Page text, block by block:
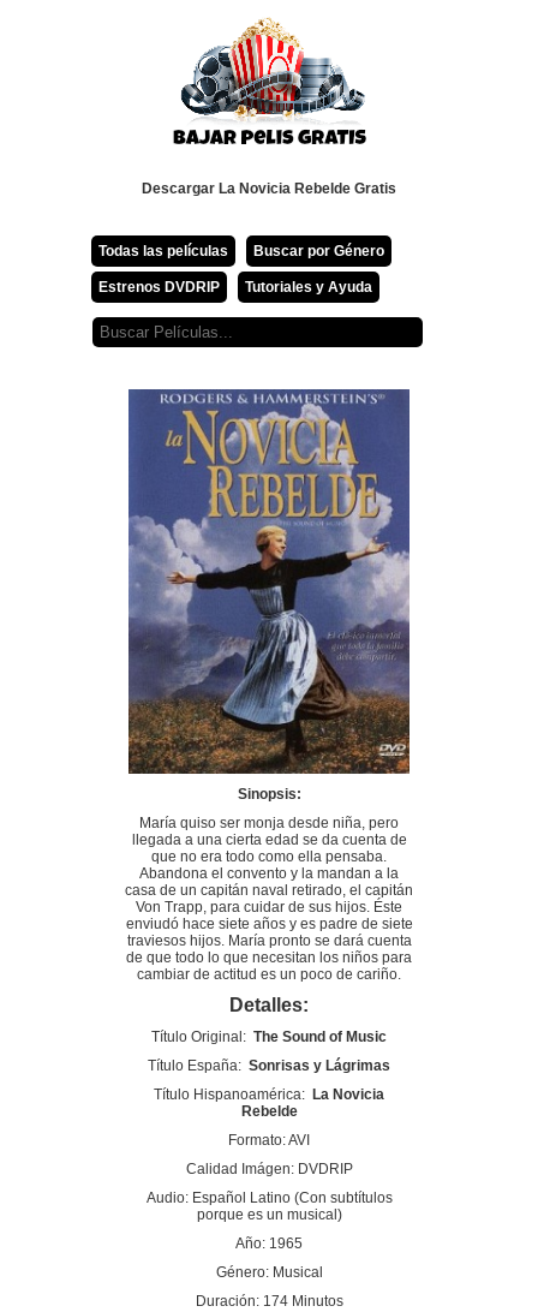
Descargar La Novicia Rebelde Gratis
Todas las películas Buscar por Género
Estrenos DVDRIP Tutoriales y Ayuda
Sinopsis:
María quiso ser monja desde niña, pero
llegada a una cierta edad se da cuenta de
que no era todo como ella pensaba.
Abandona el convento y la mandan a la
casa de un capitán naval retirado, el capitán
Von Trapp, para cuidar de sus hijos. Éste
enviudó hace siete años y es padre de siete
traviesos hijos. María pronto se dará cuenta
de que todo lo que necesitan los niños para
cambiar de actitud es un poco de cariño.
Detalles:
Título Original: The Sound of Music
Título España: Sonrisas y Lágrimas
Título Hispanoamérica: La Novicia
Rebelde
Formato: AVI
Calidad Imágen: DVDRIP
Audio: Español Latino (Con subtítulos
porque es un musical)
Año: 1965
Género: Musical
Duración: 174 Minutos